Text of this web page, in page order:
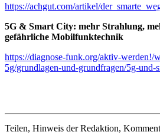
https://achgut.com/artikel/
5G & Smart City: mehr Strahlung,
gefährliche Mobilfunktechnik
https://diagnose-funk.org/aktiv-werden!/
5g/grundlagen-und-grundfragen/5g-und-
Teilen, Hinweis der Redaktion,